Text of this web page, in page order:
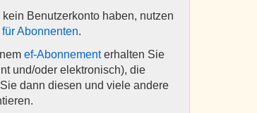
Benutzerkonto haben, nutzen
Abonnenten.
ef-Abonnementerhalten Sie
und/oder elektronisch), die
dann diesen und viele andere